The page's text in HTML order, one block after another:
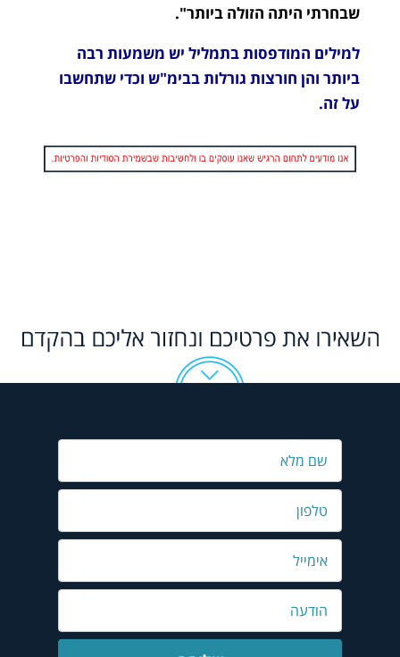
שבחרתי היתה הזולה ביותר".
למילים המודפסות בתמליל יש משמעות רבה
ביותר והן חורצות גורלות בבימ"ש וכדי שתחשבו
על זה.